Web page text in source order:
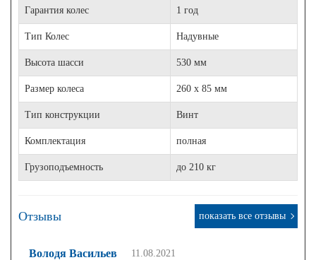
Гарантия колес 1 год
Тип Колес Надувные
Высота шасси 530 мм
Размер колеса 260 х 85 мм
Тип конструкции Винт
Комплектация полная
Грузоподъемность до 210 кг
Отзывы показать все отзывы
Володя Васильев 11.08.2021